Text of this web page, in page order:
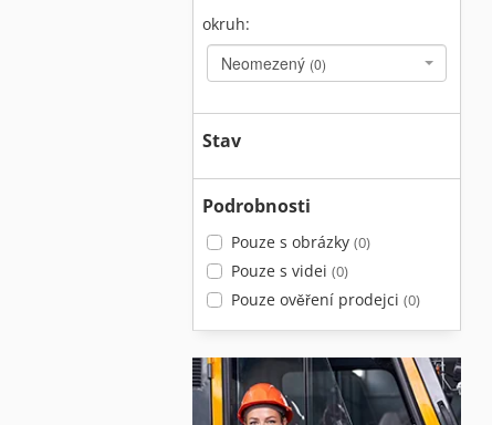
okruh:
Neomezený (0)
Stav
Podrobnosti
Pouze s obrázky (0)
Pouze s videi (0)
Pouze ověření prodejci (0)